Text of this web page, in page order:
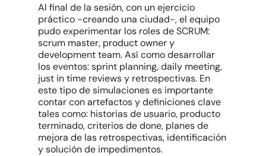
Al final de la sesión, con un ejercicio
práctico -creando una ciudad-, el equipo
pudo experimentar los roles de SCRUM:
scrum master, product owner y
development team. Así como desarrollar
los eventos: sprint planning, daily meeting,
just in time reviews y retrospectivas. En
este tipo de simulaciones es importante
contar con artefactos y definiciones clave
tales como: historias de usuario, producto
terminado, criterios de done, planes de
mejora de las retrospectivas, identificación
y solución de impedimentos.